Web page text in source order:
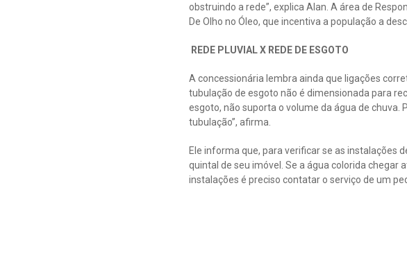
obstruindo a rede”, explica Alan. A área de
De Olho no Óleo, que incentiva a população a
REDE PLUVIAL X REDE DE ESGOTO
A concessionária lembra ainda que ligações
tubulação de esgoto não é dimensionada para
esgoto, não suporta o volume da água de
tubulação”, afirma.
Ele informa que, para verificar se as instalações
quintal de seu imóvel. Se a água colorida chegar
instalações é preciso contatar o serviço de um